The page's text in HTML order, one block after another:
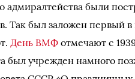
адмиралтейства были
Так был заложен первый
День ВМФ отмечают с
был учрежден намного